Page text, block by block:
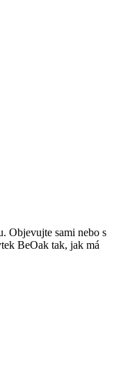
Objevujte sami nebo s
BeOak tak, jak má